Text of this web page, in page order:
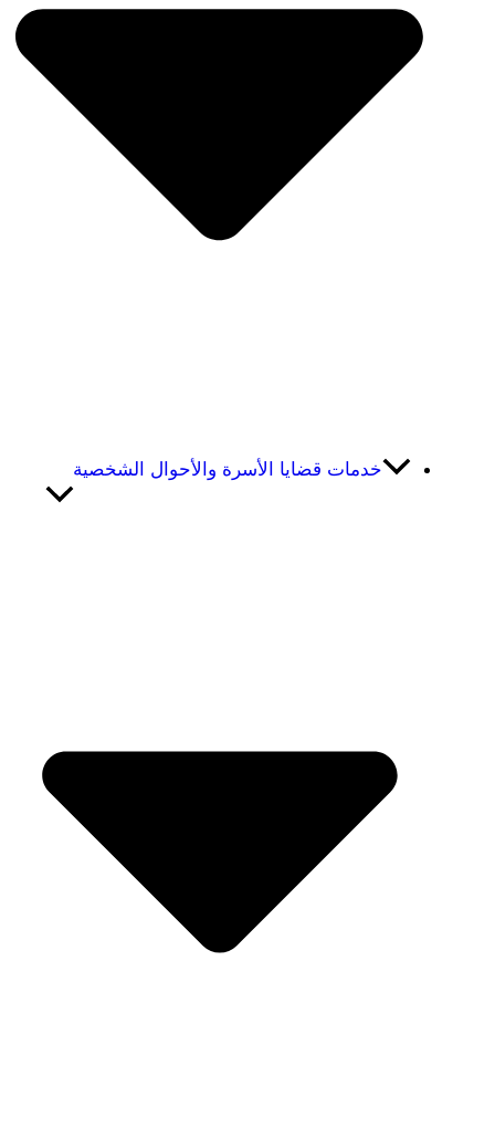
خدمات قضايا الأسرة والأحوال الشخصية